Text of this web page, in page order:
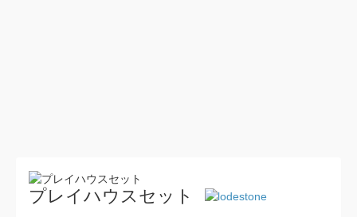
プレイハウスセット